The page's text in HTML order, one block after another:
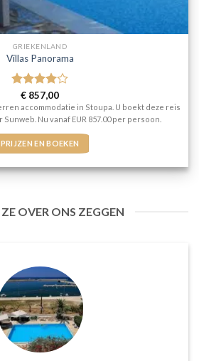
GRIEKENLAND
Villas Panorama
Gewaardeerd
4uit 5
€ 857,00
accommodatie in Stoupa. U boekt deze reis
Nu vanaf EUR 857.00 per persoon.
PRIJZEN EN BOEKEN
OVER ONS ZEGGEN